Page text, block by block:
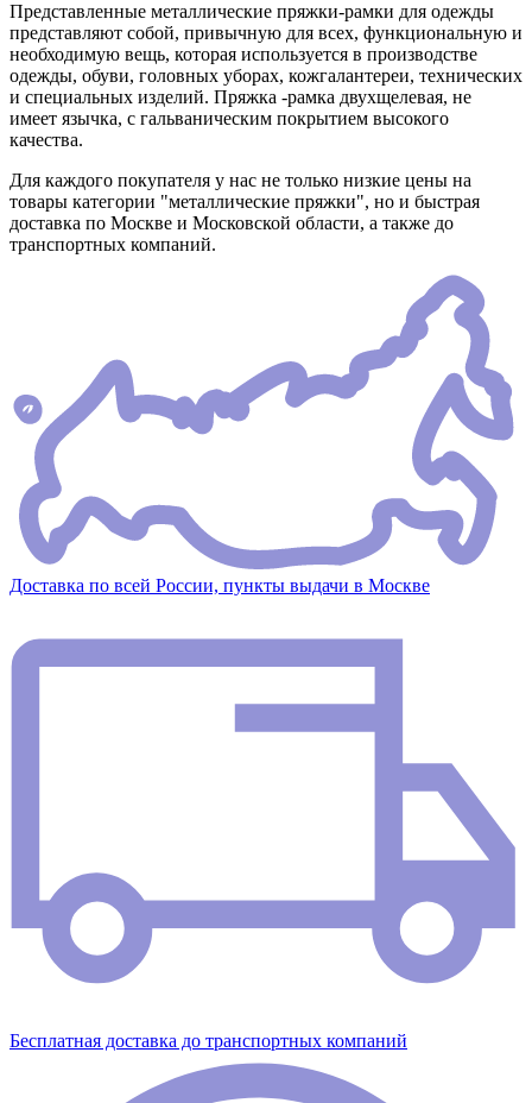
Представленные металлические пряжки-рамки для одежды
представляют собой, привычную для всех, функциональную и
необходимую вещь, которая используется в производстве
одежды, обуви, головных уборах, кожгалантереи, технических
и специальных изделий. Пряжка -рамка двухщелевая, не
имеет язычка, с гальваническим покрытием высокого
качества.
Для каждого покупателя у нас не только низкие цены на
товары категории "металлические пряжки", но и быстрая
доставка по Москве и Московской области, а также до
транспортных компаний.
Доставка по всей России, пункты выдачи в Москве
Бесплатная доставка до транспортных компаний